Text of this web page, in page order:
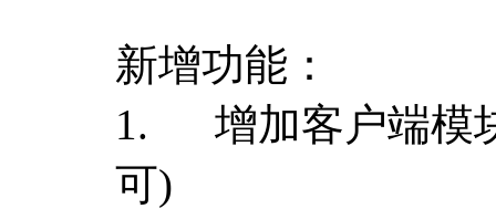
新增功能：
1. 增加客户端模块
可)